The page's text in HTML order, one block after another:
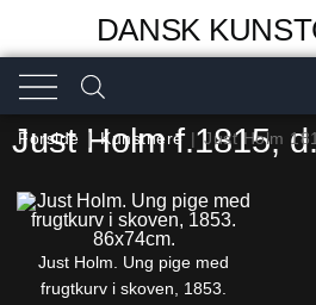
DANSK
Forside |Kunstnere |Just Holm
Just Holm f.1815,
Just Holm. Ung pige med
frugtkurv i skoven, 1853.